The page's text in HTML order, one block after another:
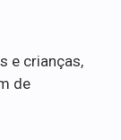
e crianças,
de